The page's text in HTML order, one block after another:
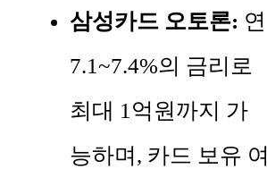
삼성카드 오토론: 연
7.1~7.4%의 금리로
최대 1억원까지 가
능하며, 카드 보유 여